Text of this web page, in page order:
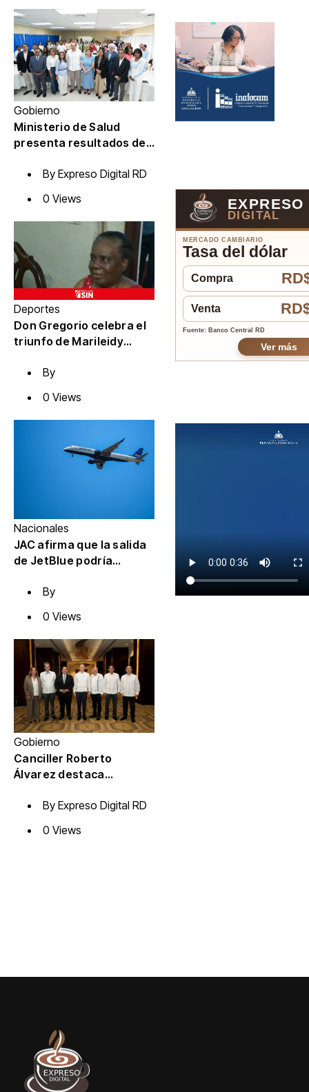
Gobierno
Ministerio de Salud
presenta resultados de
fortalecer las Redes
de Salud en Cibao Sur
By Expreso Digital RD
0 Views
Deportes
Don Gregorio celebra el
triunfo de Marileidy
By
0 Views
Nacionales
JAC afirma que la salida
de JetBlue podría
temporalmente las
mientras las aerolíneas
se adaptan.
By
0 Views
Gobierno
Canciller Roberto
Álvarez destaca
para fortalecer el
inversiones entre
By Expreso Digital RD
0 Views
EXPRESO
DIGITAL
MERCADO CAMBIARIO
Tasa del dólar
Compra
Venta
Fuente: Banco Central RD
Ver más